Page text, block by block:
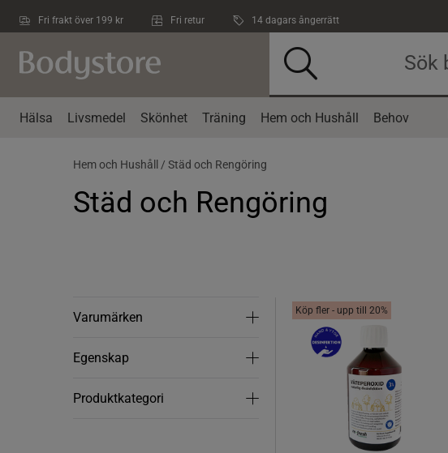
Fri frakt över 199 kr Fri retur 14 dagars ångerrätt
Hälsa Livsmedel Skönhet Träning Hem och Hushåll Behov
Hem och Hushåll / Städ och Rengöring
Städ och Rengöring
Varumärken
EgenskapEgenskap
Produktkategori Produktkategori
Köp fler - upp till 20%